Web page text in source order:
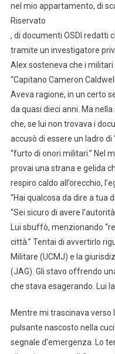
nel mio appartamento, di
Riservato
, di documenti OSDI redatti
tramite un investigatore
Alex sosteneva che i
“Capitano Cameron
Aveva ragione, in un certo
da quasi dieci anni. Ma
che, se lui non trovava i
accusò di essere un ladro di
“furto di onori militari.” Nel
provai una strana e gelida
respiro caldo all’orecchio,
“Hai qualcosa da dire a tua
“Sei sicuro di avere
Lui sbuffò, menzionando
città.” Tentai di avvertirlo
Militare (UCMJ) e la
(JAG). Gli stavo offrendo
che stava esagerando. Lui la
Mentre mi trascinava verso
pulsante nascosto nella
segnale d’emergenza. Lo